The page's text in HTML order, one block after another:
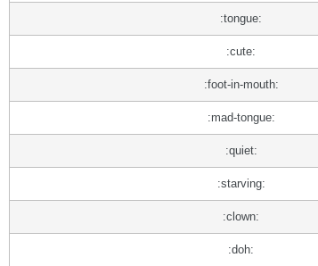
:tongue:
:cute:
:foot-in-mouth:
:mad-tongue:
:quiet:
:starving:
:clown:
:doh: